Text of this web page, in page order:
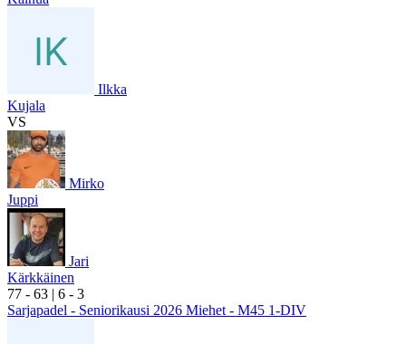
Ilkka
Kujala
VS
Mirko
Juppi
Jari
Kärkkäinen
77 - 63 | 6 - 3
Sarjapadel - Seniorikausi 2026 Miehet - M45 1-DIV